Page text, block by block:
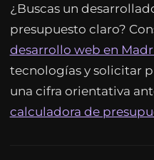
¿Buscas un
presupuesto claro?
desarrollo web en
tecnologías y solicitar
una cifra orientativa
calculadora de